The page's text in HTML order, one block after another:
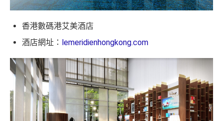
香港數碼港艾美酒店
酒店網址： lemeridienhongkong.com